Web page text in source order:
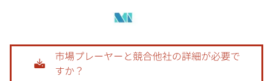
画像 © Mordor Intelligence。再利用にはCC BY 4.0の表示が必要です。